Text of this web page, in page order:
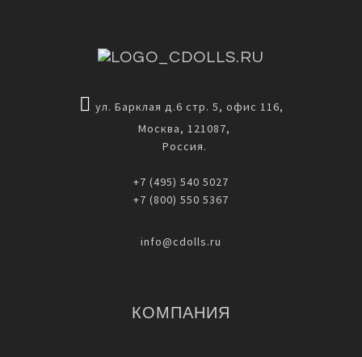
ул. Барклая д.6 стр. 5, офис 116,
Москва, 121087,
Россия.
+7 (495) 540 5027
+7 (800) 550 5367
info@cdolls.ru
КОМПАНИЯ